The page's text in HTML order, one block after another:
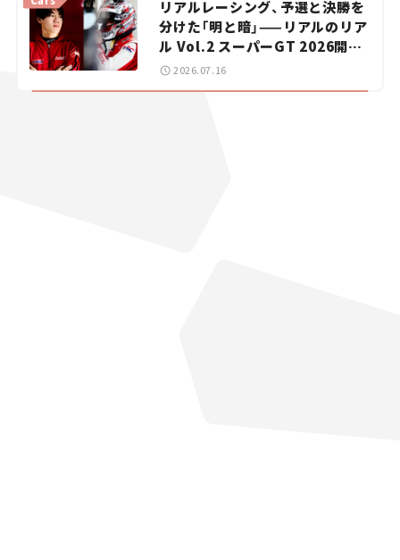
リアルレーシング、予選と決勝を
分けた「明と暗」——リアルのリア
ル Vol.2 スーパーGT 2026開幕
戦 岡山国際サーキット
2026.07.16